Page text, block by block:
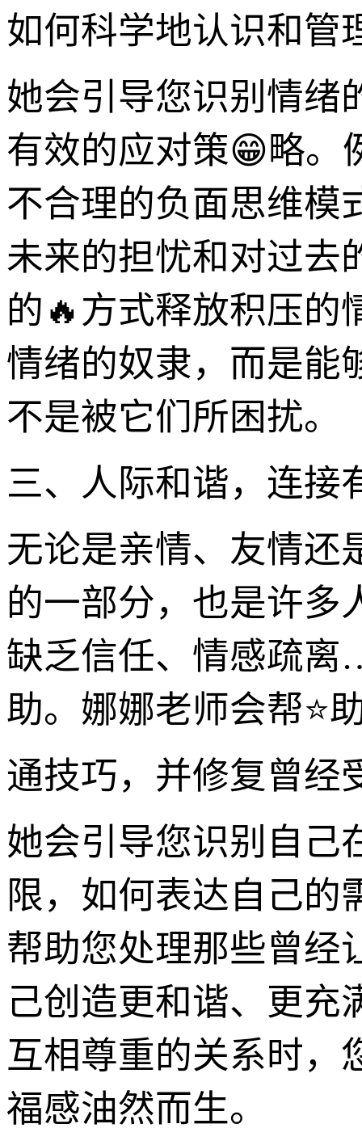
如何科学地认识和管
她会引导您识别情绪
有效的应对策😁略。
不合理的负面思维模
未来的担忧和对过去
的🔥方式释放积压的
情绪的奴隶，而是能
不是被它们所困扰。
三、人际和谐，连
无论是亲情、友情还
的一部分，也是许多
缺乏信任、情感疏
助。娜娜老师会帮⭐
通技巧，并修复曾经
她会引导您识别自己
限，如何表达自己的
帮助您处理那些曾经
己创造更和谐、更充
互相尊重的关系时，
福感油然而生。